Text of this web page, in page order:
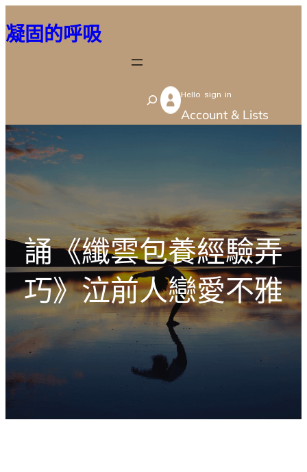
至
容
凝固的呼吸
S
e
Hello sign in
Account & Lists
誦《纖雲包養經驗弄
巧》泣前人戀愛不雅